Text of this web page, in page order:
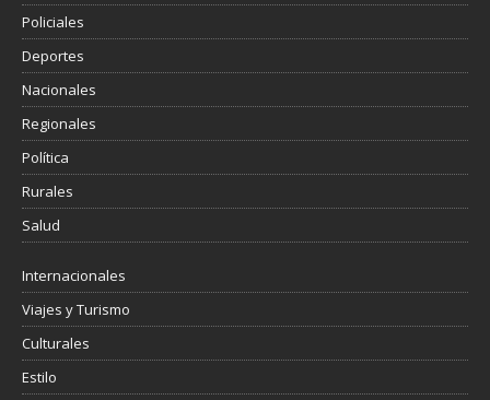
Policiales
Deportes
Nacionales
Regionales
Política
Rurales
Salud
Internacionales
Viajes y Turismo
Culturales
Estilo